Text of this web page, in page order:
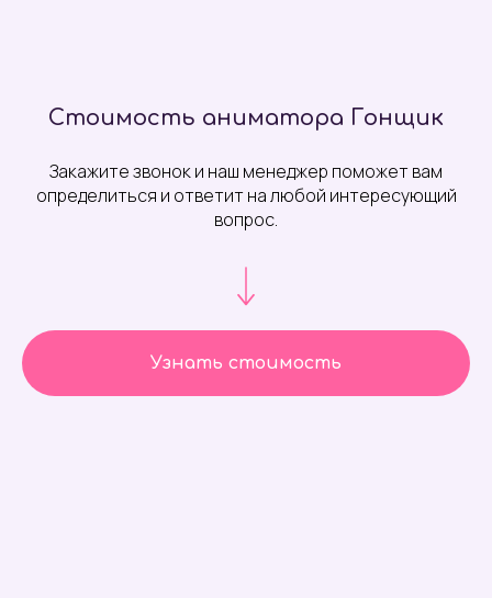
Стоимость аниматора Гонщик
Закажите звонок и наш менеджер поможет вам
определиться и ответит на любой интересующий
вопрос.
Узнать стоимость